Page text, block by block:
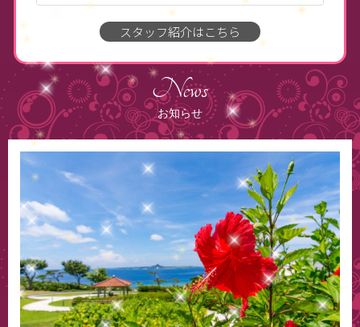
スタッフ紹介はこちら
News
お知らせ